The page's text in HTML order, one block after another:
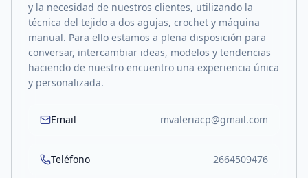
y la necesidad de nuestros clientes, utilizando la
técnica del tejido a dos agujas, crochet y máquina
manual. Para ello estamos a plena disposición para
conversar, intercambiar ideas, modelos y tendencias
haciendo de nuestro encuentro una experiencia única
y personalizada.
Email mvaleriacp@gmail.com
Teléfono 2664509476